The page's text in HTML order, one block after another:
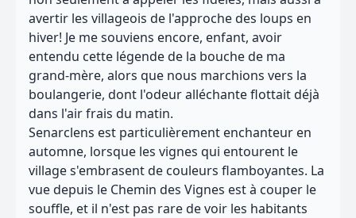
avertir les villageois de l'approche des loups en
hiver! Je me souviens encore, enfant, avoir
entendu cette légende de la bouche de ma
grand-mère, alors que nous marchions vers la
boulangerie, dont l'odeur alléchante flottait déjà
dans l'air frais du matin.
Senarclens est particulièrement enchanteur en
automne, lorsque les vignes qui entourent le
village s'embrasent de couleurs flamboyantes. La
vue depuis le Chemin des Vignes est à couper le
souffle, et il n'est pas rare de voir les habitants